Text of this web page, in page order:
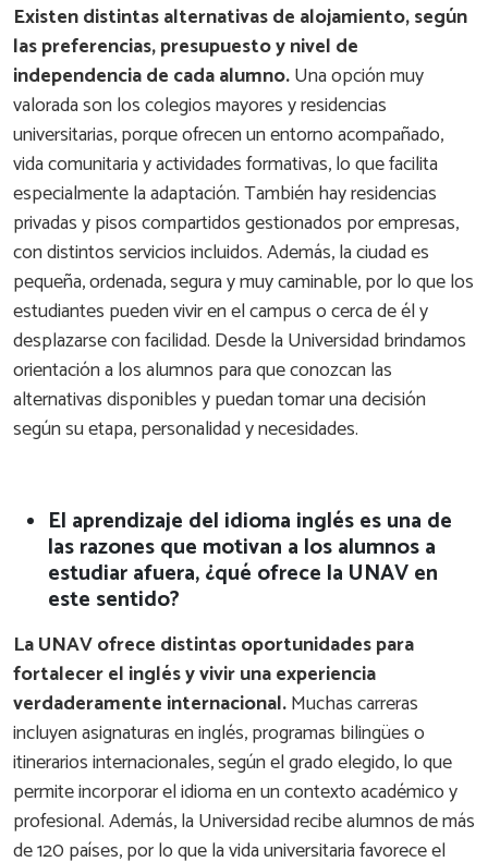
Existen distintas alternativas de alojamiento, según
las preferencias, presupuesto y nivel de
independencia de cada alumno.Una opción muy
valorada son los colegios mayores y residencias
universitarias, porque ofrecen un entorno acompañado,
vida comunitaria y actividades formativas, lo que facilita
especialmente la adaptación. También hay residencias
privadas y pisos compartidos gestionados por empresas,
con distintos servicios incluidos. Además, la ciudad es
pequeña, ordenada, segura y muy caminable, por lo que los
estudiantes pueden vivir en el campus o cerca de él y
desplazarse con facilidad. Desde la Universidad brindamos
orientación a los alumnos para que conozcan las
alternativas disponibles y puedan tomar una decisión
según su etapa, personalidad y necesidades.
El aprendizaje del idioma inglés es una de
las razones que motivan a los alumnos a
estudiar afuera, ¿qué ofrece la UNAV en
este sentido?
La UNAV ofrece distintas oportunidades para
fortalecer el inglés y vivir una experiencia
verdaderamente internacional.Muchas carreras
incluyen asignaturas en inglés, programas bilingües o
itinerarios internacionales, según el grado elegido, lo que
permite incorporar el idioma en un contexto académico y
profesional. Además, la Universidad recibe alumnos de más
de 120 países, por lo que la vida universitaria favorece el